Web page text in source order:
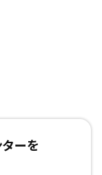
ーを